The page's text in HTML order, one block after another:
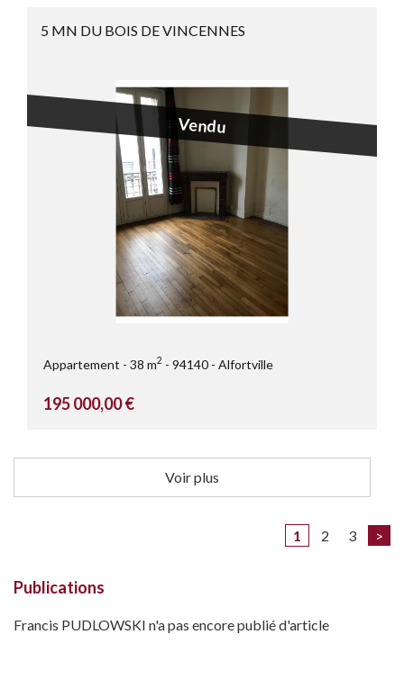
5 MN DU BOIS DE VINCENNES
Vendu
Appartement 38 m2 94140 Alfortville
195 000,00 €
Voir plus
1 2 3 >
Publications
Francis PUDLOWSKI n'a pas encore publié d'article